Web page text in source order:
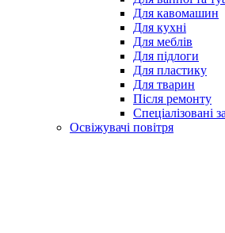
Для кавомашин
Для кухні
Для меблів
Для підлоги
Для пластику
Для тварин
Після ремонту
Спеціалізовані
Освіжувачі повітря